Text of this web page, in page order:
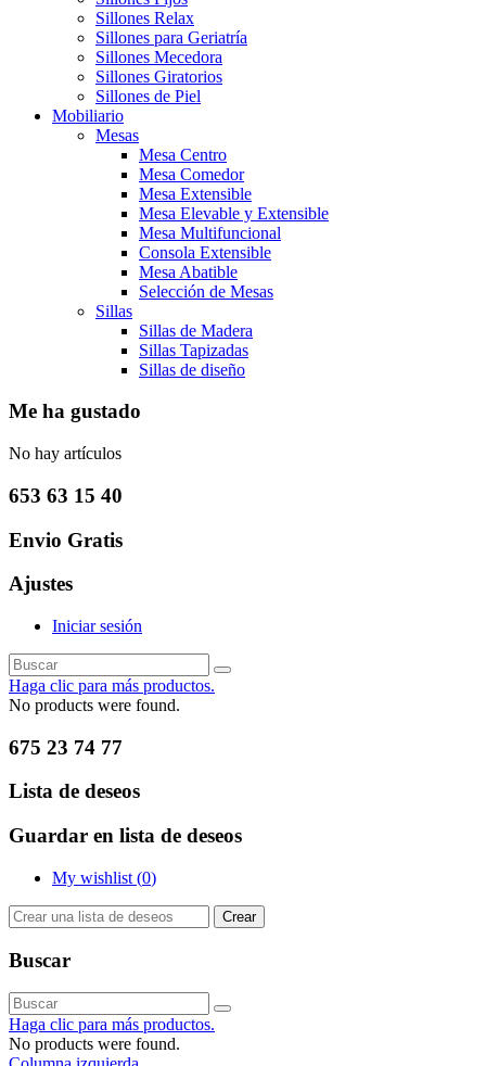
Sillones Relax
Sillones para Geriatría
Sillones Mecedora
Sillones Giratorios
Sillones de Piel
Mobiliario
Mesas
Mesa Centro
Mesa Comedor
Mesa Extensible
Mesa Elevable y Extensible
Mesa Multifuncional
Consola Extensible
Mesa Abatible
Selección de Mesas
Sillas
Sillas de Madera
Sillas Tapizadas
Sillas de diseño
Me ha gustado
No hay artículos
653 63 15 40
Envio Gratis
Ajustes
Iniciar sesión
Haga clic para más productos.
No products were found.
675 23 74 77
Lista de deseos
Guardar en lista de deseos
My wishlist (0)
Crear
Buscar
Haga clic para más productos.
No products were found.